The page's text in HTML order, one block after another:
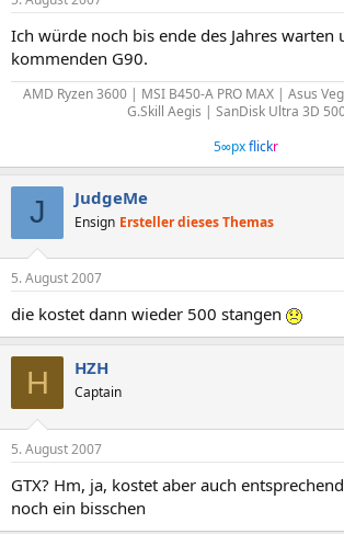
Ich würde noch bis ende des Jahres warten
kommenden G90.
AMD Ryzen 3600 | MSI B450-A PRO MAX | Asus
G.Skill Aegis | SanDisk Ultra 3D
5∞px flickr
J JudgeMe
Ensign Ersteller dieses Themas
5. August 2007
die kostet dann wieder 500 stangen
H HZH
Captain
5. August 2007
GTX? Hm, ja, kostet aber auch
noch ein bisschen